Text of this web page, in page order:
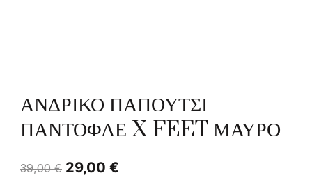
ΑΝΔΡΙΚΟ ΠΑΠΟΥΤΣΙ
ΠΑΝΤΟΦΛΕ X-FEET ΜΑΥΡΟ
39,00€ 29,00 €